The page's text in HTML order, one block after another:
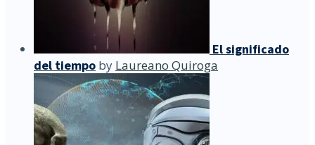
El significado
del tiempo by Laureano Quiroga